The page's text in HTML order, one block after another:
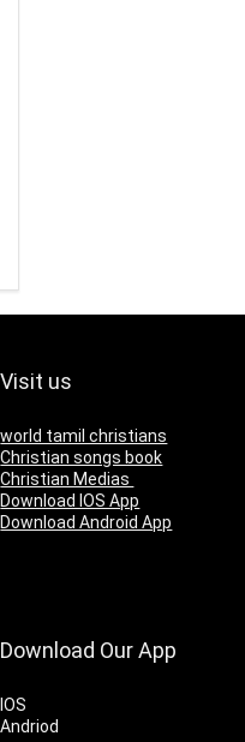
Visit us
world tamil christians
Christian songs book
Christian Medias
Download IOS App
Download Android App
Download Our App
IOS
Andriod